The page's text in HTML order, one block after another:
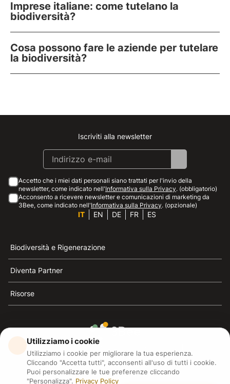
Imprese italiane: come tutelano la
biodiversità?
Cosa possono fare le aziende per tutelare
la biodiversità?
Instagram
Facebook
Linkedin
Youtube
Iscriviti alla newsletter
Accetto che i miei dati personali siano trattati per l'invio della
newsletter, come indicato nell'Informativa sulla Privacy. (obbligatorio)
Acconsento a ricevere newsletter e comunicazioni di marketing da
3Bee, come indicato nell'Informativa sulla Privacy. (opzionale)
IT EN DE FR ES
Biodiversità e Rigenerazione
Diventa Partner
Risorse
3Bee è il riferimento della sostenibilità, la difesa delle
api e della biodiversità
3Bee S.R.L Via Pastrengo 14, 20159, Milano (MI)
Utilizziamo i cookie
Utilizziamo i cookie per migliorare la tua esperienza.
Cliccando "Accetta tutti", acconsenti all'uso di tutti i cookie.
Puoi personalizzare le tue preferenze cliccando
"Personalizza". Privacy Policy